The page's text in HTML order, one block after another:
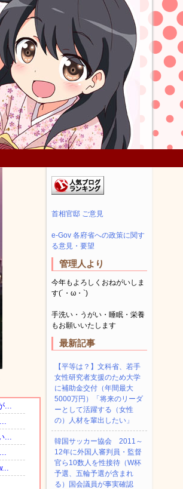
首相官邸 ご意見
e-Gov 各府省への政策に関す
る意見・要望
管理人より
今年もよろしくおねがいしま
す(´・ω・`)
手洗い・うがい・睡眠・栄養
もお願いいたします
最新記事
【平等は？】文科省、若手
女性研究者支援のため大学
に補助金交付（年間最大
5000万円）「将来のリーダ
ーとして活躍する（女性
の）人材を輩出したい」
韓国サッカー協会 2011～
12年に外国人審判員・監督
官ら10数人を性接待（W杯
予選、五輪予選が含まれ
る）国会議員が事実確認